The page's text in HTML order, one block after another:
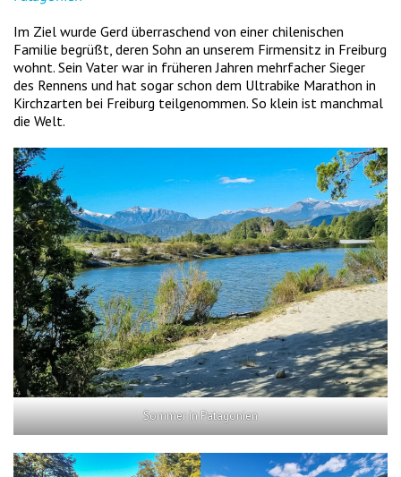
Im Ziel wurde Gerd überraschend von einer chilenischen
Familie begrüßt, deren Sohn an unserem Firmensitz in Freiburg
wohnt. Sein Vater war in früheren Jahren mehrfacher Sieger
des Rennens und hat sogar schon dem Ultrabike Marathon in
Kirchzarten bei Freiburg teilgenommen. So klein ist manchmal
die Welt.
Sommer in Patagonien